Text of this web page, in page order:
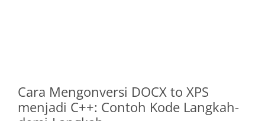
Cara Mengonversi DOCX to XPS
menjadi C++: Contoh Kode Langkah-